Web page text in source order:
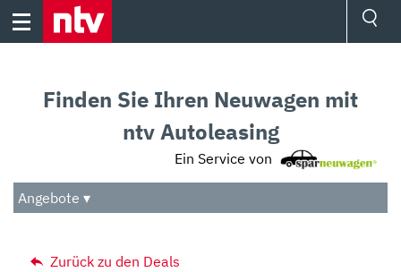
Skip
Audio
Das Beste
Finden Sie Ihren Neuwagen mit
ntv Autoleasing
Ein Service von
Angebote ▾
Zurück zu den Deals